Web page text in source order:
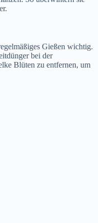
Gießen wichtig.
bei der
Blüten zu entfernen, um